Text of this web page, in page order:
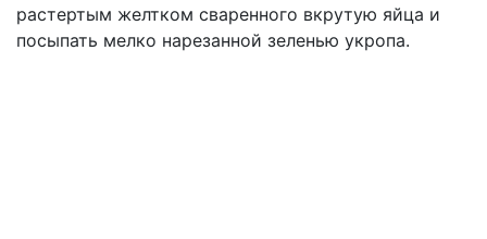
растертым желтком сваренного вкрутую яйца и
посыпать мелко нарезанной зеленью укропа.